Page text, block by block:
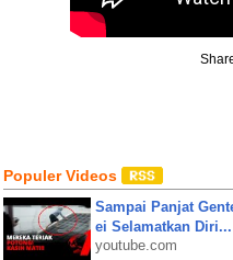
Populer Videos
Sampai Panjat
ei Selamatkan Diri...
youtube.com